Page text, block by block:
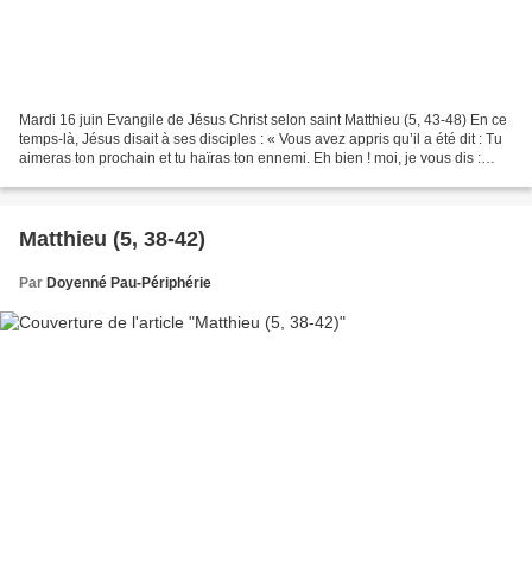
Mardi 16 juin Evangile de Jésus Christ selon saint Matthieu (5, 43-48) En ce
temps-là, Jésus disait à ses disciples : « Vous avez appris qu’il a été dit : Tu
aimeras ton prochain et tu haïras ton ennemi. Eh bien ! moi, je vous dis :
Matthieu (5, 38-42)
Par Doyenné Pau-Périphérie